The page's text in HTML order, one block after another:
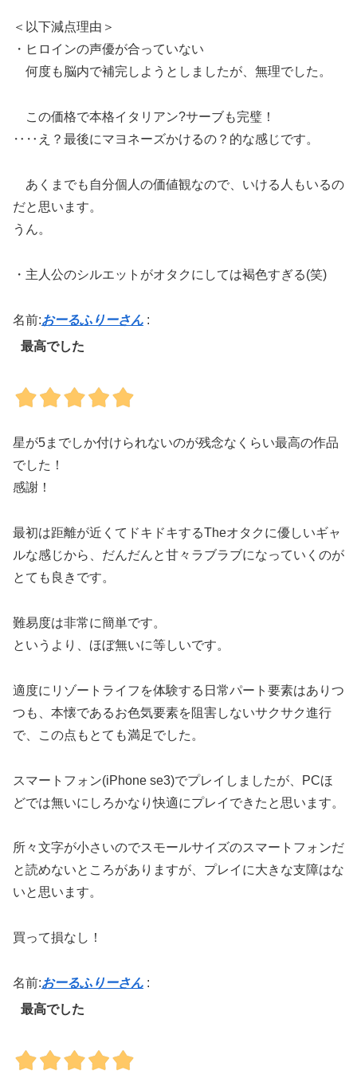
＜以下減点理由＞
・ヒロインの声優が合っていない
何度も脳内で補完しようとしましたが、無理でした。
この価格で本格イタリアン?サーブも完璧！
‥‥え？最後にマヨネーズかけるの？的な感じです。
あくまでも自分個人の価値観なので、いける人もいるの
だと思います。
うん。
・主人公のシルエットがオタクにしては褐色すぎる(笑)
名前:おーるふりーさん :
最高でした
星が5までしか付けられないのが残念なくらい最高の作品
でした！
感謝！
最初は距離が近くてドキドキするTheオタクに優しいギャ
ルな感じから、だんだんと甘々ラブラブになっていくのが
とても良きです。
難易度は非常に簡単です。
というより、ほぼ無いに等しいです。
適度にリゾートライフを体験する日常パート要素はありつ
つも、本懐であるお色気要素を阻害しないサクサク進行
で、この点もとても満足でした。
スマートフォン(iPhone se3)でプレイしましたが、PCほ
どでは無いにしろかなり快適にプレイできたと思います。
所々文字が小さいのでスモールサイズのスマートフォンだ
と読めないところがありますが、プレイに大きな支障はな
いと思います。
買って損なし！
名前:おーるふりーさん :
最高でした